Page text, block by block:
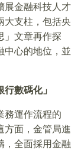
金融科技人才
大支柱，包括央
」文章再作探
中心的地位，並
數碼化」
務運作流程的
方面，金管局進
，全面採用金融